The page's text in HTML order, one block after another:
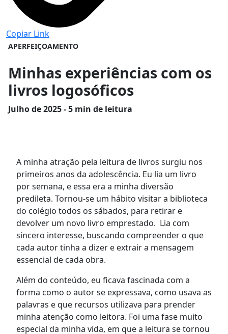
Copiar Link
APERFEIÇOAMENTO
Minhas experiências com os
livros logosóficos
Julhode 2025 - 5 min de leitura
A minha atração pela leitura de livros surgiu nos
primeiros anos da adolescência. Eu lia um livro
por semana, e essa era a minha diversão
predileta. Tornou-se um hábito visitar a biblioteca
do colégio todos os sábados, para retirar e
devolver um novo livro emprestado. Lia com
sincero interesse, buscando compreender o que
cada autor tinha a dizer e extrair a mensagem
essencial de cada obra.
Além do conteúdo, eu ficava fascinada com a
forma como o autor se expressava, como usava as
palavras e que recursos utilizava para prender
minha atenção como leitora. Foi uma fase muito
especial da minha vida, em que a leitura se tornou